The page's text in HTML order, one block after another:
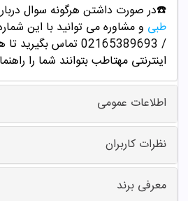
☎️در صورت داشتن هرگونه سوال
طبی
/ 02165389693
تماس بگیرید تا
اینترنتی مهتاطب بتوانند شما را
اطلاعات عمومی
نظرات کاربران
معرفی برند